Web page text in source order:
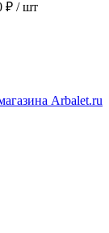
₽ / шт